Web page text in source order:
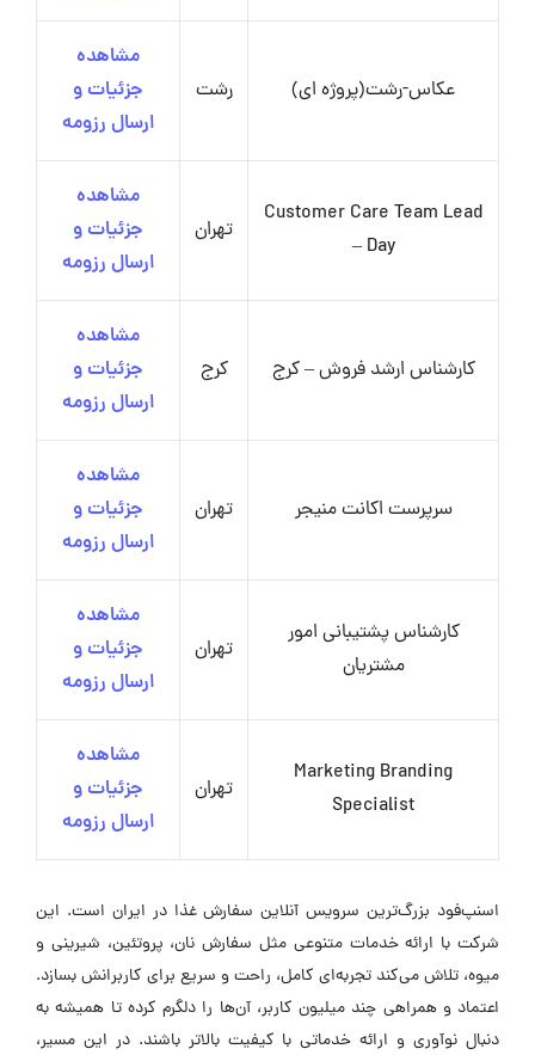
عکاس-رشت(پروژه ای) رشت
مشاهده
جزئیات و
ارسال رزومه
Customer Care Team Lead
– Day
تهران
مشاهده
جزئیات و
ارسال رزومه
کارشناس ارشد فروش – کرج کرج
مشاهده
جزئیات و
ارسال رزومه
سرپرست اکانت منیجر تهران
مشاهده
جزئیات و
ارسال رزومه
کارشناس پشتیبانی امور
مشتریان
تهران
مشاهده
جزئیات و
ارسال رزومه
Marketing Branding
Specialist
تهران
مشاهده
جزئیات و
ارسال رزومه
اسنپ‌فود بزرگ‌ترین سرویس آنلاین سفارش غذا در ایران است. این
شرکت با ارائه خدمات متنوعی مثل سفارش نان، پروتئین، شیرینی و
میوه، تلاش می‌کند تجربه‌ای کامل، راحت و سریع برای کاربرانش بسازد.
اعتماد و همراهی چند میلیون کاربر، آن‌ها را دلگرم کرده تا همیشه به
دنبال نوآوری و ارائه خدماتی با کیفیت بالاتر باشند. در این مسیر،